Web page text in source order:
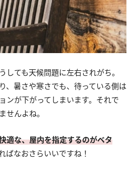
しても天候問題に左右されがち。
、暑さや寒さでも、待っている側は
ンが下がってしまいます。それで
せんよね。
適な、屋内を指定するのがベタ
ばなおさらいいですね！